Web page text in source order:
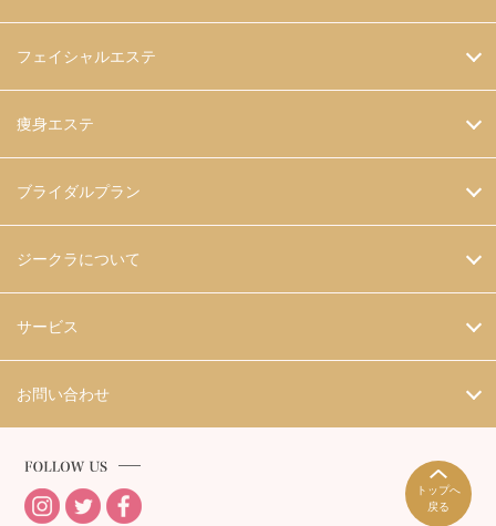
フェイシャルエステ
痩身エステ
ブライダルプラン
ジークラについて
サービス
お問い合わせ
トップへ
戻る